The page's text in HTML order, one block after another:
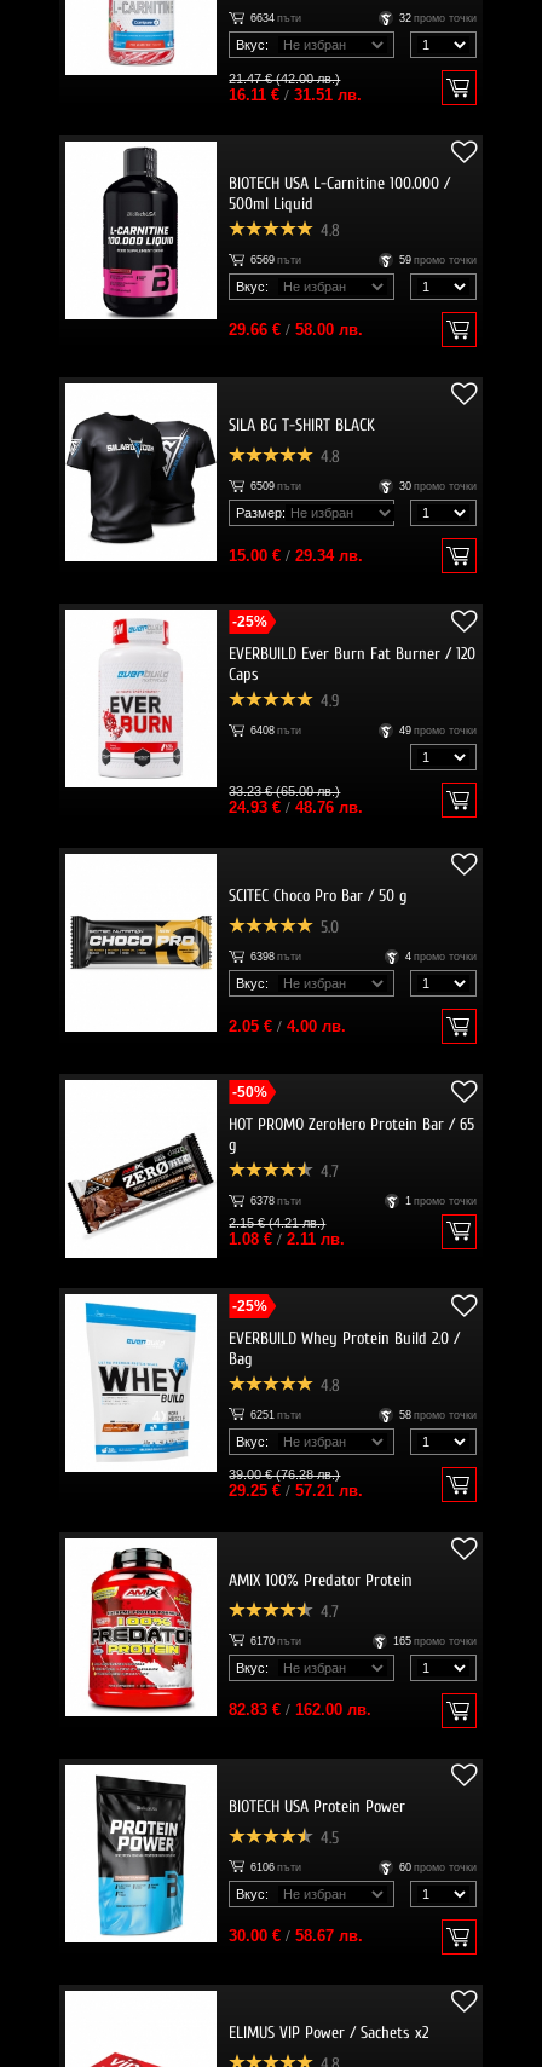
6634 пъти 32 промо точки
Вкус:
21.47 € (42.00 лв.)
16.11 €/ 31.51 лв.
BIOTECH USA L-Carnitine 100.000 /
500ml Liquid
4.8
6569 пъти 59 промо точки
Вкус:
29.66 €/ 58.00 лв.
SILA BG T-SHIRT BLACK
4.8
6509 пъти 30 промо точки
Размер:
15.00 €/ 29.34 лв.
-25%
EVERBUILD Ever Burn Fat Burner / 120
Caps
4.9
6408 пъти 49 промо точки
33.23 € (65.00 лв.)
24.93 €/ 48.76 лв.
SCITEC Choco Pro Bar / 50 g
5.0
6398 пъти 4 промо точки
Вкус:
2.05 €/ 4.00 лв.
-50%
HOT PROMO ZeroHero Protein Bar / 65
g
4.7
6378 пъти 1 промо точки
2.15 € (4.21 лв.)
1.08 €/ 2.11 лв.
-25%
EVERBUILD Whey Protein Build 2.0 /
Bag
4.8
6251 пъти 58 промо точки
Вкус:
39.00 € (76.28 лв.)
29.25 €/ 57.21 лв.
AMIX 100% Predator Protein
4.7
6170 пъти 165 промо точки
Вкус:
82.83 €/ 162.00 лв.
BIOTECH USA Protein Power
4.5
6106 пъти 60 промо точки
Вкус:
30.00 €/ 58.67 лв.
ELIMUS VIP Power / Sachets x2